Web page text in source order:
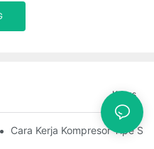
Kasus
Sekrup
Cara Kerja Kompresor Tipe